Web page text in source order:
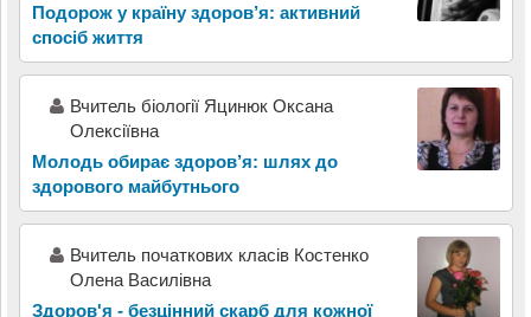
Подорож у країну здоров’я: активний
спосіб життя
Вчитель біології Яцинюк Оксана
Олексіївна
Молодь обирає здоров’я: шлях до
здорового майбутнього
Вчитель початкових класів Костенко
Олена Василівна
Здоров'я - безцінний скарб для кожної